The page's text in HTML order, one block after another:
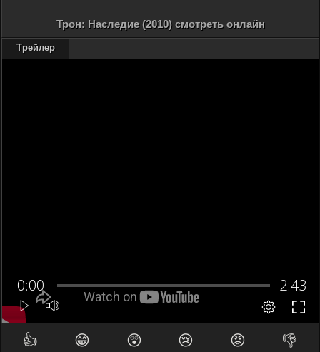
Трон: Наследие (2010) смотреть онлайн
Трейлер
👍 😁 😲 😢 😡 👎